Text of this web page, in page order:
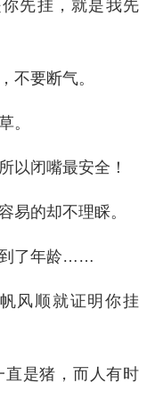
先挂，就是我先
要断气。
。
以闭嘴最安全！
易的却不理睬。
到了年龄……
风顺就证明你挂
直是猪，而人有时